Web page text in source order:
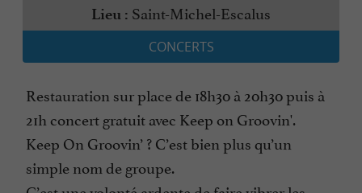
Lieu : Saint-Michel-Escalus
CONCERTS
Restauration sur place de 18h30 à 20h30 puis à
21h concert gratuit avec Keep on Groovin'.
Keep On Groovin’ ? C’est bien plus qu’un
simple nom de groupe.